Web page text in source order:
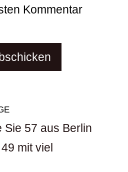
Kommentar
Sie 57 aus Berlin
mit viel